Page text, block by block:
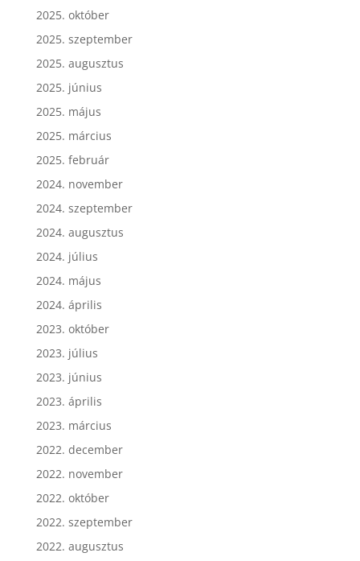
2025. október
2025. szeptember
2025. augusztus
2025. június
2025. május
2025. március
2025. február
2024. november
2024. szeptember
2024. augusztus
2024. július
2024. május
2024. április
2023. október
2023. július
2023. június
2023. április
2023. március
2022. december
2022. november
2022. október
2022. szeptember
2022. augusztus